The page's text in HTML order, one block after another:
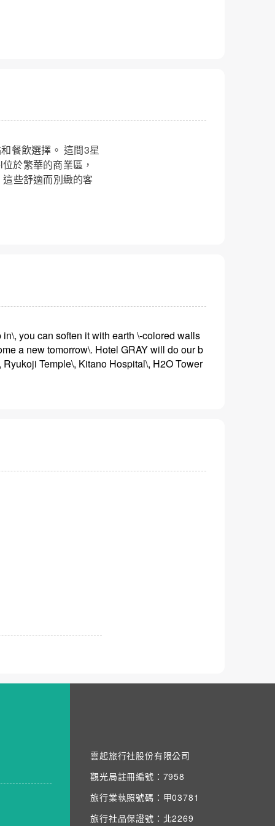
餐飲選擇。 這間3星
於繁華的商業區，
些舒適而別緻的客
you can soften it with earth \-colored walls
a new tomorrow\. Hotel GRAY will do our b
Temple\, Kitano Hospital\, H2O Tower
雲起旅行社股份有限公司
觀光局註冊編號：7958
旅行業執照號碼：甲03781
旅行社品保證號：北2269